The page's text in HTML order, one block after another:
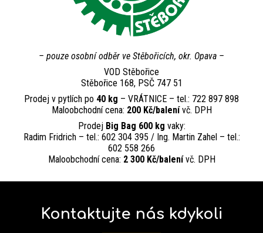
– pouze osobní odběr ve Stěbořicích, okr. Opava –
VOD Stěbořice
Stěbořice 168, PSČ 747 51
Prodej v pytlích po 40 kg – VRÁTNICE – tel.: 722 897 898
Maloobchodní cena: 200 Kč/balenívč. DPH
Prodej Big Bag 600 kg vaky:
Radim Fridrich – tel.: 602 304 395 / Ing. Martin Zahel – tel.:
602 558 266
Maloobchodní cena: 2 300 Kč/balenívč. DPH
Kontaktujte nás kdykoli